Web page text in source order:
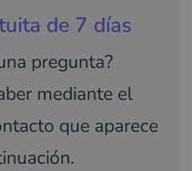
de 7 días
pregunta?
mediante el
que aparece